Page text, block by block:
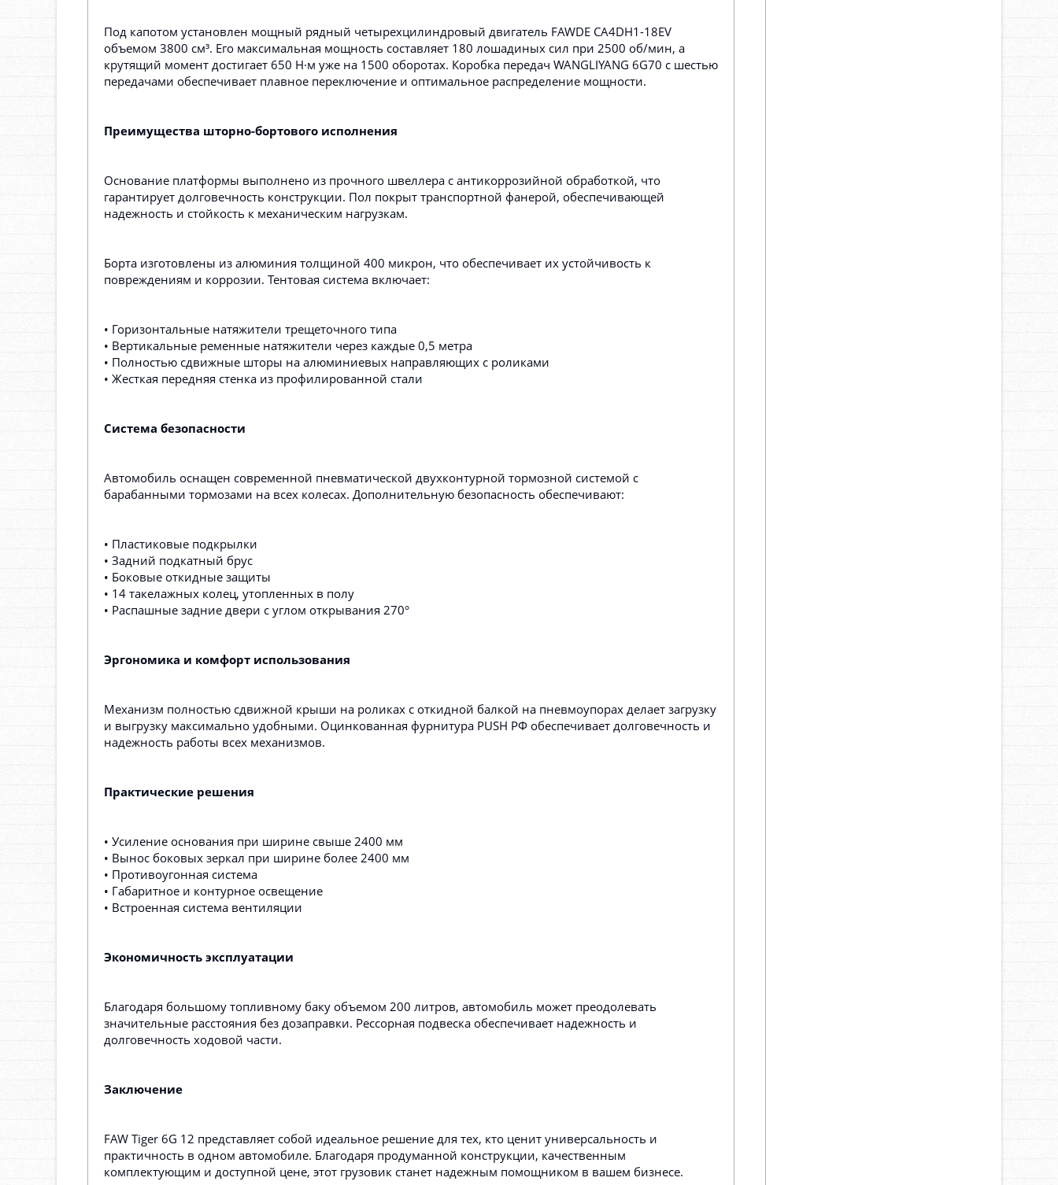
Под капотом установлен мощный рядный четырехцилиндровый двигатель FAWDE CA4DH1-18EV
объемом 3800 см³. Его максимальная мощность составляет 180 лошадиных сил при 2500 об/мин, а
крутящий момент достигает 650 Н·м уже на 1500 оборотах. Коробка передач WANGLIYANG 6G70 с шестью
передачами обеспечивает плавное переключение и оптимальное распределение мощности.
Преимущества шторно-бортового исполнения
Основание платформы выполнено из прочного швеллера с антикоррозийной обработкой, что
гарантирует долговечность конструкции. Пол покрыт транспортной фанерой, обеспечивающей
надежность и стойкость к механическим нагрузкам.
Борта изготовлены из алюминия толщиной 400 микрон, что обеспечивает их устойчивость к
повреждениям и коррозии. Тентовая система включает:
• Горизонтальные натяжители трещеточного типа
• Вертикальные ременные натяжители через каждые 0,5 метра
• Полностью сдвижные шторы на алюминиевых направляющих с роликами
• Жесткая передняя стенка из профилированной стали
Система безопасности
Автомобиль оснащен современной пневматической двухконтурной тормозной системой с
барабанными тормозами на всех колесах. Дополнительную безопасность обеспечивают:
• Пластиковые подкрылки
• Задний подкатный брус
• Боковые откидные защиты
• 14 такелажных колец, утопленных в полу
• Распашные задние двери с углом открывания 270°
Эргономика и комфорт использования
Механизм полностью сдвижной крыши на роликах с откидной балкой на пневмоупорах делает загрузку
и выгрузку максимально удобными. Оцинкованная фурнитура PUSH РФ обеспечивает долговечность и
надежность работы всех механизмов.
Практические решения
• Усиление основания при ширине свыше 2400 мм
• Вынос боковых зеркал при ширине более 2400 мм
• Противоугонная система
• Габаритное и контурное освещение
• Встроенная система вентиляции
Экономичность эксплуатации
Благодаря большому топливному баку объемом 200 литров, автомобиль может преодолевать
значительные расстояния без дозаправки. Рессорная подвеска обеспечивает надежность и
долговечность ходовой части.
Заключение
FAW Tiger 6G 12 представляет собой идеальное решение для тех, кто ценит универсальность и
практичность в одном автомобиле. Благодаря продуманной конструкции, качественным
комплектующим и доступной цене, этот грузовик станет надежным помощником в вашем бизнесе.